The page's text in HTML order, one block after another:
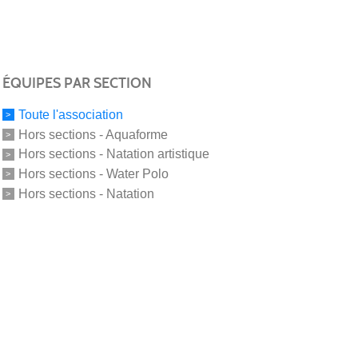
ÉQUIPES PAR SECTION
Toute l'association
Hors sections - Aquaforme
Hors sections - Natation artistique
Hors sections - Water Polo
Hors sections - Natation